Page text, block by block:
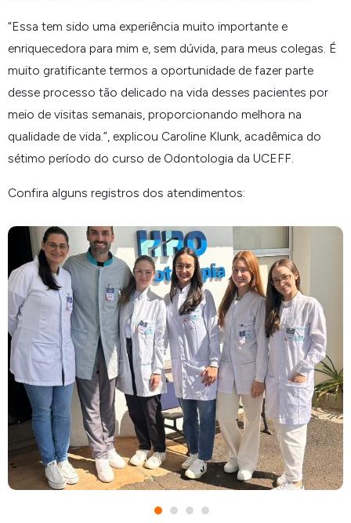
“Essa tem sido uma experiência muito importante e
enriquecedora para mim e, sem dúvida, para meus colegas. É
muito gratificante termos a oportunidade de fazer parte
desse processo tão delicado na vida desses pacientes por
meio de visitas semanais, proporcionando melhora na
qualidade de vida. ”, explicou Caroline Klunk, acadêmica do
sétimo período do curso de Odontologia da UCEFF.
Confira alguns registros dos atendimentos: